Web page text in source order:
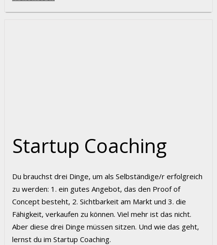
Startup Coaching
Du brauchst drei Dinge, um als Selbständige/r erfolgreich
zu werden: 1. ein gutes Angebot, das den Proof of
Concept besteht, 2. Sichtbarkeit am Markt und 3. die
Fähigkeit, verkaufen zu können. Viel mehr ist das nicht.
Aber diese drei Dinge müssen sitzen. Und wie das geht,
lernst du im Startup Coaching.